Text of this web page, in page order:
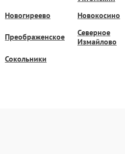
Новогиреево Новокосино
Преображенское
Северное
Измайлово
Сокольники